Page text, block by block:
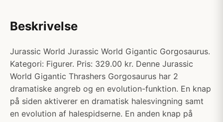
Beskrivelse
Jurassic World Jurassic World Gigantic Gorgosaurus.
Kategori: Figurer. Pris: 329.00 kr. Denne Jurassic
World Gigantic Thrashers Gorgosaurus har 2
dramatiske angreb og en evolution-funktion. En knap
på siden aktiverer en dramatisk halesvingning samt
en evolution af halespidserne. En anden knap på